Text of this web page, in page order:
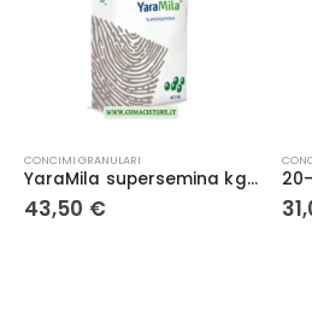
CONCIMI GRANULARI
YaraMila supersemina kg. 40 – Yara
43,50 €